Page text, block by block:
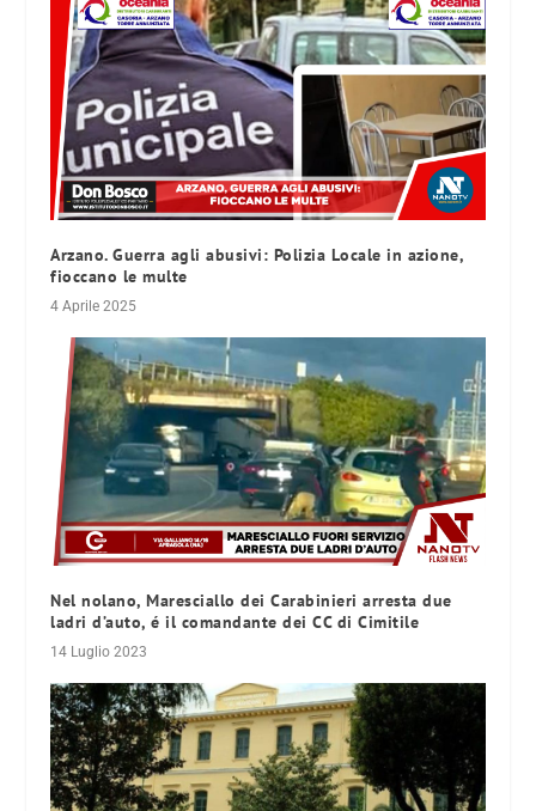
Arzano. Guerra agli abusivi: Polizia Locale in azione,
fioccano le multe
4 Aprile 2025
Nel nolano, Maresciallo dei Carabinieri arresta due
ladri d’auto, é il comandante dei CC di Cimitile
14 Luglio 2023